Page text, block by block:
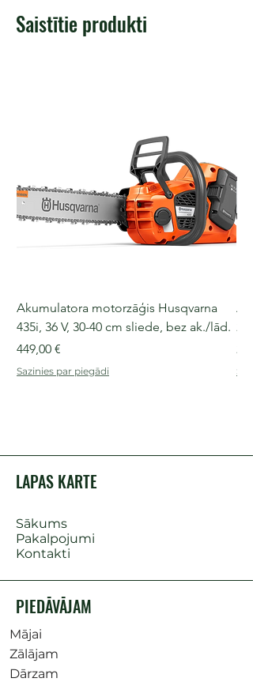
Saistītie produkti
Akumulatora motorzāģis Husqvarna
435i, 36 V, 30-40 cm sliede, bez ak./lād.
Cena
449,00 €
Sazinies par piegādi
LAPAS KARTE
Sākums
Pakalpojumi
Kontakti
PIEDĀVĀJAM
Mājai
Zālājam
Dārzam